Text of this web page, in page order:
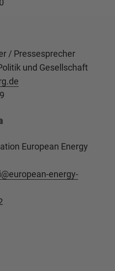
/ Pressesprecher
und Gesellschaft
European Energy
european-energy-